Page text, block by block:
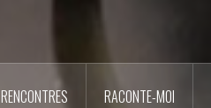
RENCONTRES RACONTE-MOI